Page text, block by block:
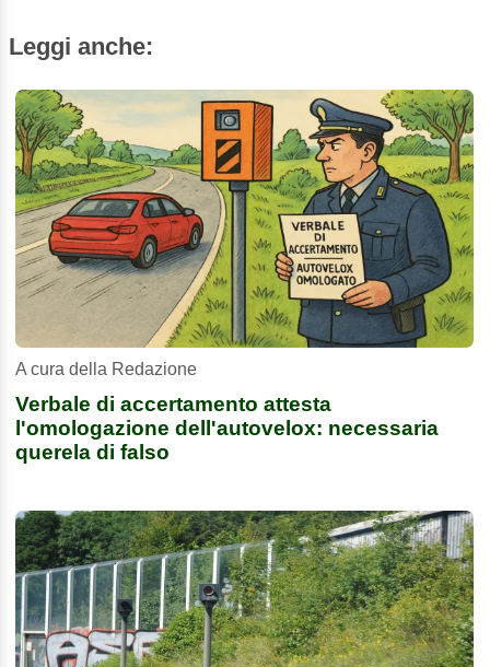
Leggi anche:
A cura della Redazione
Verbale di accertamento attesta
l'omologazione dell'autovelox: necessaria
querela di falso